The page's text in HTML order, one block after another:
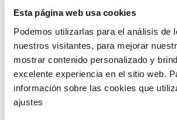
Esta página web usa cookies
Podemos utilizarlas para el análisis de
nuestros visitantes, para mejorar
mostrar contenido personalizado y
excelente experiencia en el sitio web.
información sobre las cookies que
ajustes
Beauté
Si tu ne prends pas soin